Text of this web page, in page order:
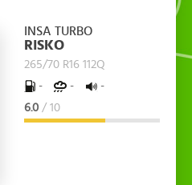
INSA TURBO
RISKO
265/70 R16 112Q
-
-
-
6.0 / 10